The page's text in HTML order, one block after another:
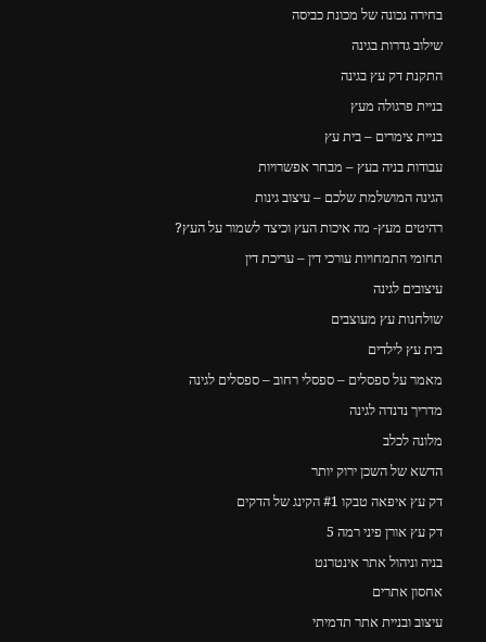
בחירה נכונה של מכונת כביסה
שילוב גדרות בגינה
התקנת דק עץ בגינה
בניית פרגולה מעץ
בניית צימרים – בית עץ
עבודות בניה בעץ – מבחר אפשרויות
הגינה המושלמת שלכם – עיצוב גינות
רהיטים מעץ- מה איכות העץ וכיצד לשמור על העץ?
תחומי התמחויות עורכי דין – עריכת דין
עיצובים לגינה
שולחנות עץ מעוצבים
בית עץ לילדים
מאמר על ספסלים – ספסלי רחוב – ספסלים לגינה
מדריך נדנדה לגינה
מלונה לכלב
הדשא של השכן ירוק יותר
דק עץ איפאה טבקו #1 הקינג של הדקים
דק עץ אורן פיני רמה 5
בניה וניהול אתר אינטרנט
אחסון אתרים
עיצוב ובניית אתר תדמיתי